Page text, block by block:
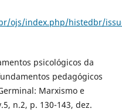
ojs/index.php/histedbr/
psicológicos da
pedagógicos
Marxismo e
n.2, p. 130-143, dez.